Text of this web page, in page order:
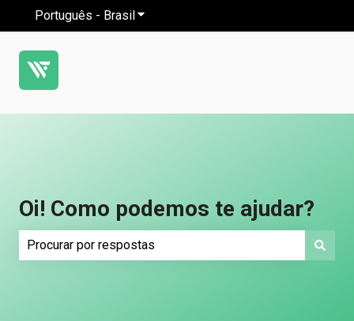
Português - BrasilMostrar submenu para traduções
Oi! Como podemos te ajudar?